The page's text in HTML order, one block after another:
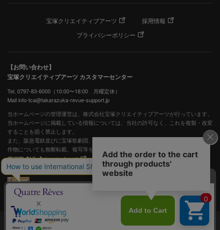
宝塚クリエイティブアーツ
採用情報
プライバシーポリシー
【お問い合わせ】
宝塚クリエイティブアーツ カスタマーセンター
Tel. 0797-83-6000（10:00〜18:00 月曜定休）
Mail info-tca@takarazuka-revue-support.jp
当ホームページの管理運営は、株式会社宝塚クリエイティブアーツが行っています。
当ホームページに掲載している情報については、当社の許可なく、これを複製・改変
することを固く禁止します。
また、阪急電鉄並びに宝塚歌劇団、宝塚クリエイティブアーツの出版物ほか写真等著
作物についても無断転載、複写等を禁じます。
宝塚歌劇公式ホームページ
JASRAC許諾番号：S0507081515
JASRAC許諾番号：9009941002Y45040
©宝塚歌劇 ©宝塚クリエイティブアーツ